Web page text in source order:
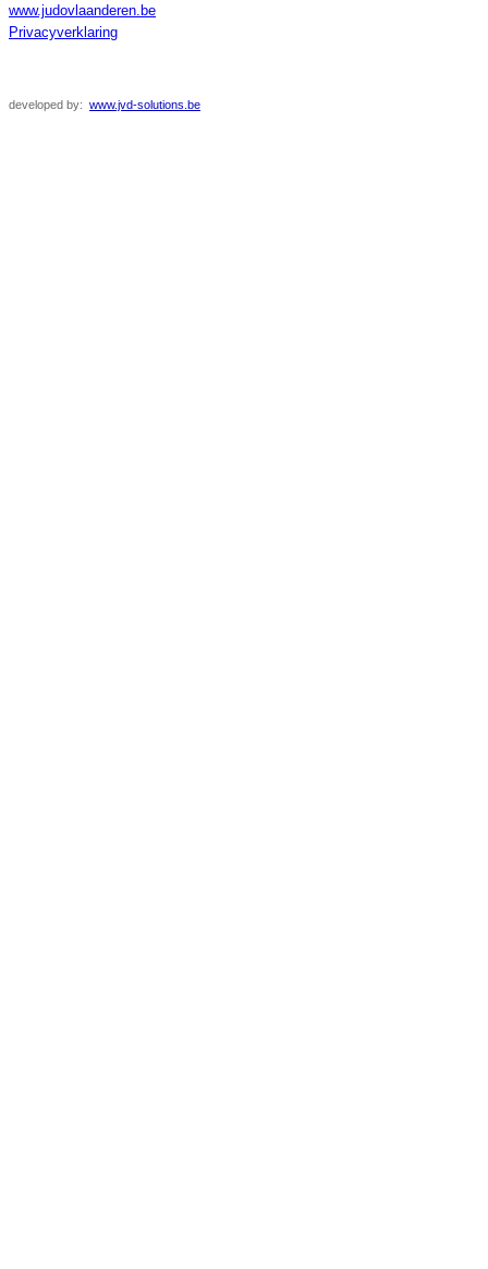
www.judovlaanderen.be
Privacyverklaring
developed by: www.jvd-solutions.be